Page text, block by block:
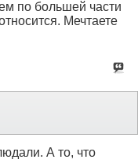
по большей части
Мечтаете
А то, что